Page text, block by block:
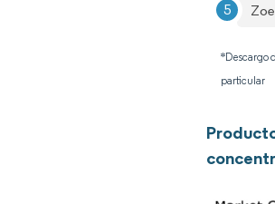
*Descargo
particular